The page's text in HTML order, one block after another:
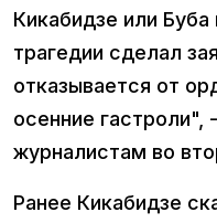
Кикабидзе или
трагедии сделал
отказывается от
осенние гастроли",
журналистам во
Ранее Кикабидзе